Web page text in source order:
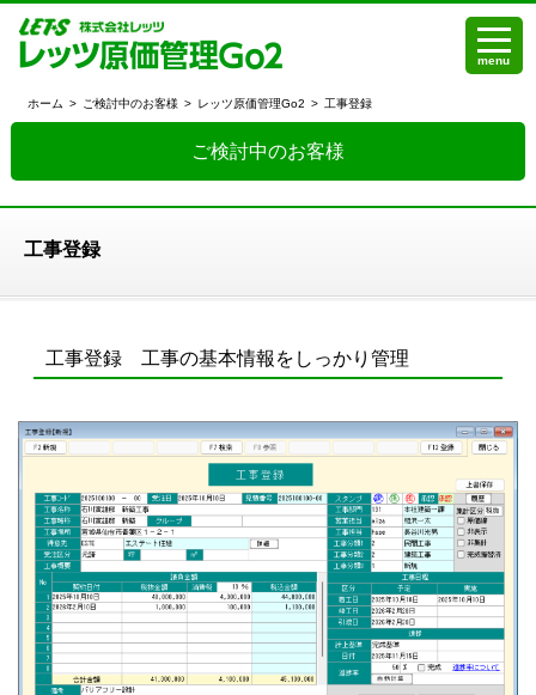
menu
ホーム > ご検討中のお客様 > レッツ原価管理Go2 > 工事登録
ご検討中のお客様
工事登録
工事登録 工事の基本情報をしっかり管理